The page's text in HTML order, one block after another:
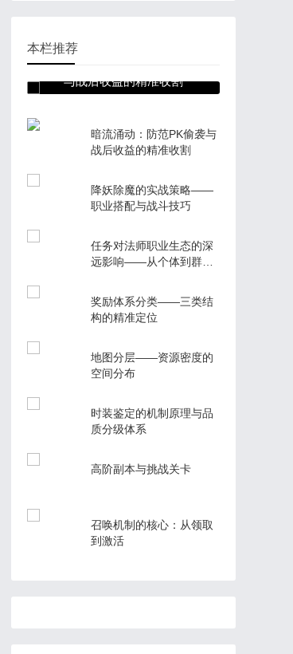
本栏推荐
暗流涌动：防范PK偷袭
与战后收益的精准收割
暗流涌动：防范PK偷袭与
战后收益的精准收割
降妖除魔的实战策略——
职业搭配与战斗技巧
任务对法师职业生态的深
远影响——从个体到群体
奖励体系分类——三类结
构的精准定位
地图分层——资源密度的
空间分布
时装鉴定的机制原理与品
质分级体系
高阶副本与挑战关卡
召唤机制的核心：从领取
到激活